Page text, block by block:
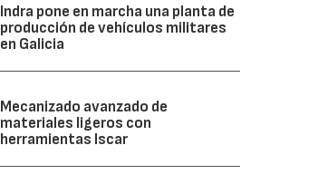
Indra pone en marcha una planta de
producción de vehículos militares
en Galicia
Mecanizado avanzado de
materiales ligeros con
herramientas Iscar